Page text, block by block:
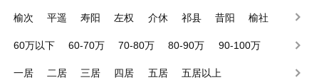
榆次 平遥 寿阳 左权 介休 祁县 昔阳
榆社
60万以下
60-70万 70-80万 80-90万
90-100万
一居
二居 三居 四居 五居 五居以上